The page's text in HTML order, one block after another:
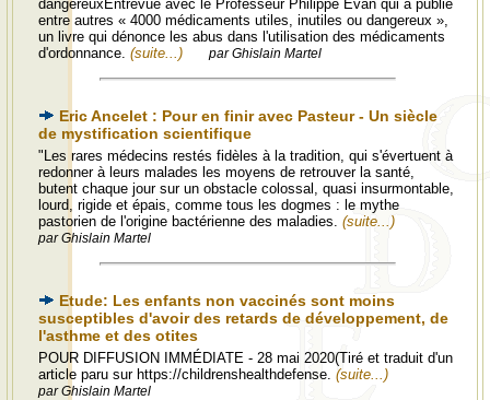
dangereuxEntrevue avec le Professeur Philippe Evan qui a publié
entre autres « 4000 médicaments utiles, inutiles ou dangereux »,
un livre qui dénonce les abus dans l'utilisation des médicaments
d'ordonnance. (suite...) par Ghislain Martel
Eric Ancelet : Pour en finir avec Pasteur - Un siècle
de mystification scientifique
"Les rares médecins restés fidèles à la tradition, qui s'évertuent à
redonner à leurs malades les moyens de retrouver la santé,
butent chaque jour sur un obstacle colossal, quasi insurmontable,
lourd, rigide et épais, comme tous les dogmes : le mythe
pastorien de l'origine bactérienne des maladies. (suite...)
par Ghislain Martel
Etude: Les enfants non vaccinés sont moins
susceptibles d'avoir des retards de développement, de
l'asthme et des otites
POUR DIFFUSION IMMÉDIATE - 28 mai 2020(Tiré et traduit d'un
article paru sur https://childrenshealthdefense. (suite...)
par Ghislain Martel